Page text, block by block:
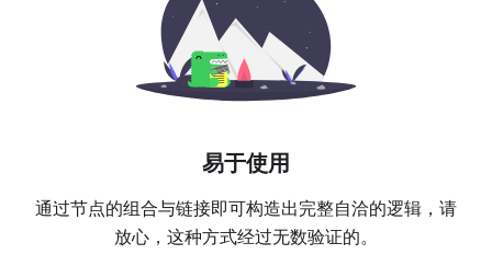
易于使用
通过节点的组合与链接即可构造出完整自洽的逻辑，请
放心，这种方式经过无数验证的。